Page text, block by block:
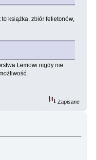
książka, zbiór felietonów,
Lemowi nigdy nie
Zapisane